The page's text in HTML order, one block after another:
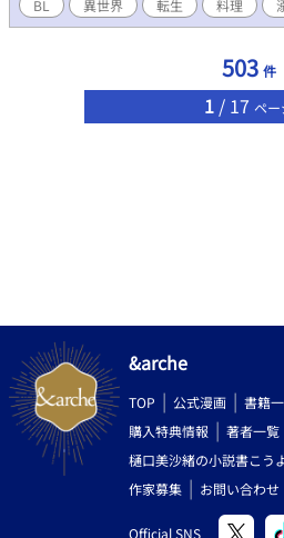
BL 異世界 転生 料理
503 件
1/ 17 ペー
&arche
TOP 公式漫画 書籍
購入特典情報
著者一覧
樋口美沙緒の小説書こう
作家募集
お問い合わせ
Official SNS